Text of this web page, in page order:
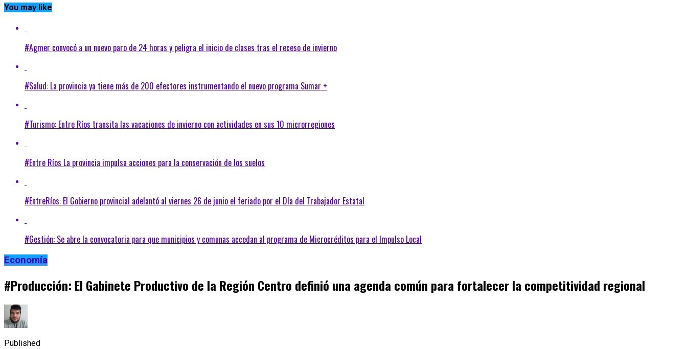
You may like
#Agmer convocó a un nuevo paro de 24 horas y peligra el inicio de clases tras el receso de invierno
#Salud: La provincia ya tiene más de 200 efectores instrumentando el nuevo programa Sumar +
#Turismo: Entre Ríos transita las vacaciones de invierno con actividades en sus 10 microrregiones
#Entre Ríos La provincia impulsa acciones para la conservación de los suelos
#EntreRíos: El Gobierno provincial adelantó al viernes 26 de junio el feriado por el Día del Trabajador Estatal
#Gestión: Se abre la convocatoria para que municipios y comunas accedan al programa de Microcréditos para el Impulso Local
Economía
#Producción: El Gabinete Productivo de la Región Centro definió una agenda común para fortalecer la competitividad regional
Published